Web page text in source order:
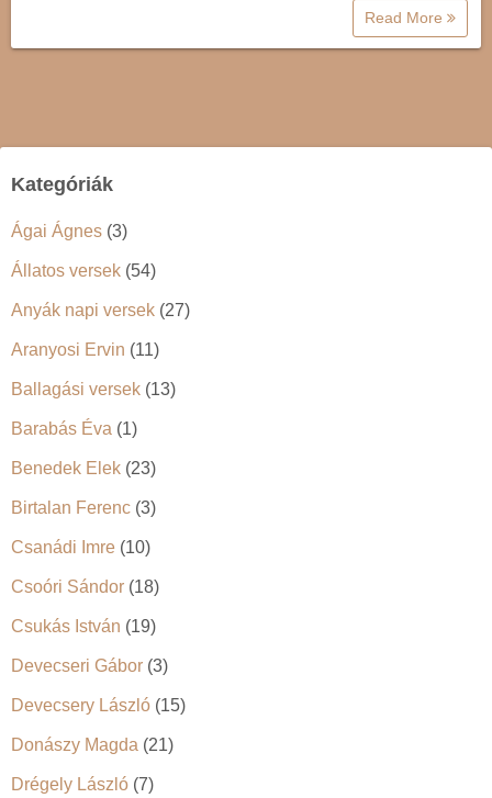
Read More
Kategóriák
Ágai Ágnes (3)
Állatos versek (54)
Anyák napi versek (27)
Aranyosi Ervin (11)
Ballagási versek (13)
Barabás Éva (1)
Benedek Elek (23)
Birtalan Ferenc (3)
Csanádi Imre (10)
Csoóri Sándor (18)
Csukás István (19)
Devecseri Gábor (3)
Devecsery László (15)
Donászy Magda (21)
Drégely László (7)